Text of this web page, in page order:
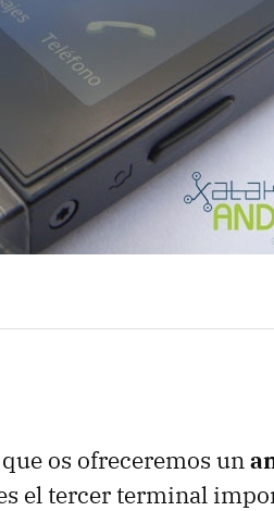
os ofreceremos un
el tercer terminal